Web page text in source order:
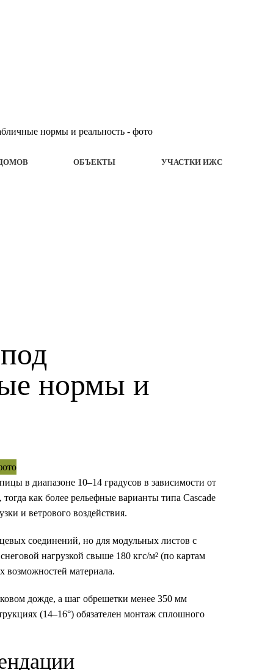
ОБЪЕКТЫ УЧАСТКИ ИЖС
нормы и
в диапазоне 10–14 градусов в зависимости от
как более рельефные варианты типа Cascade
и ветрового воздействия.
соединений, но для модульных листов с
нагрузкой свыше 180 кгс/м² (по картам
возможностей материала.
дожде, а шаг обрешетки менее 350 мм
(14–16°) обязателен монтаж сплошного